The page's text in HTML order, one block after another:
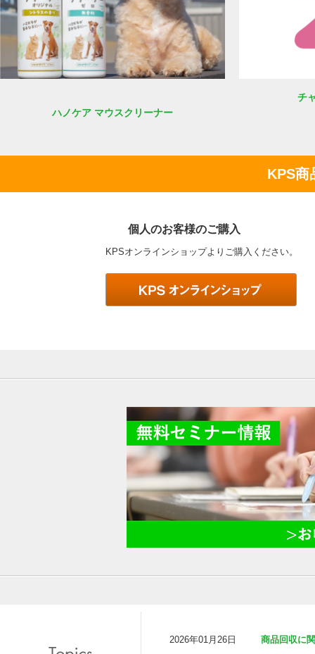
ハノケア マウスクリーナー
チ
KPS商
個人のお客様のご購入
KPSオンラインショップよりご購入ください。
2026年01月26日 商品回収に